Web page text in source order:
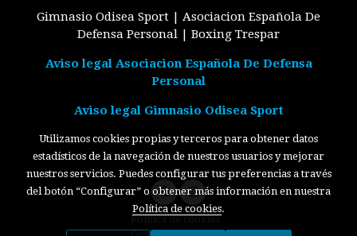
Gimnasio Odisea Sport | Asociacion Española De
Defensa Personal | Boxing Trespar
Aviso legal Asociacion Española De Defensa
Personal
Aviso legal Gimnasio Odisea Sport
Política de cookies
Utilizamos cookies propias y terceros para obtener datos
estadísticos de la navegación de nuestros usuarios y mejorar
nuestros servicios. Puedes configurar tus preferencias a través
del botón “Configurar” o obtener más información en nuestra
Política de cookies.